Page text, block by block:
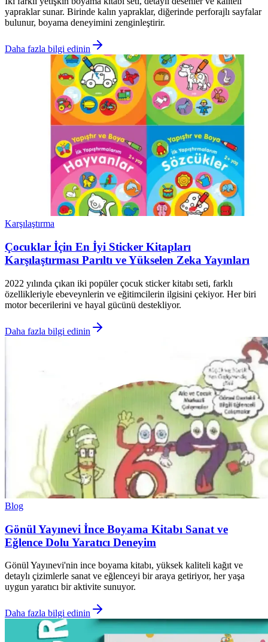
yapraklar sunar. Birinde kalın yapraklar, diğerinde perforajlı sayfalar
bulunur, boyama deneyimini zenginleştirir.
Daha fazla bilgi edinin
Karşılaştırma
Çocuklar İçin En İyi Sticker Kitapları
Karşılaştırması Parıltı ve Yükselen Zeka Yayınları
2022 yılında çıkan iki popüler çocuk sticker kitabı seti, farklı
özellikleriyle ebeveynlerin ve eğitimcilerin ilgisini çekiyor. Her biri
motor becerilerini ve hayal gücünü destekliyor.
Daha fazla bilgi edinin
Blog
Gönül Yayınevi İnce Boyama Kitabı Sanat ve
Eğlence Dolu Yaratıcı Deneyim
Gönül Yayınevi'nin ince boyama kitabı, yüksek kaliteli kağıt ve
detaylı çizimlerle sanat ve eğlenceyi bir araya getiriyor, her yaşa
uygun yaratıcı bir aktivite sunuyor.
Daha fazla bilgi edinin